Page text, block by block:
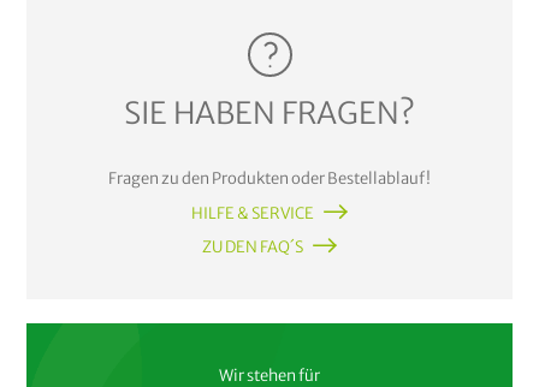
SIE HABEN FRAGEN?
Fragen zu den Produkten oder Bestellablauf!
HILFE & SERVICE
ZU DEN FAQ´S
Wir stehen für